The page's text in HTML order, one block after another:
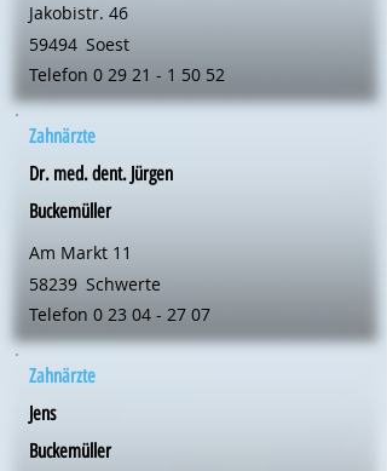
Jakobistr. 46
59494 Soest
Telefon 0 29 21 - 1 50 52
Zahnärzte
Dr. med. dent. Jürgen
Buckemüller
Am Markt 11
58239 Schwerte
Telefon 0 23 04 - 27 07
Zahnärzte
Jens
Buckemüller